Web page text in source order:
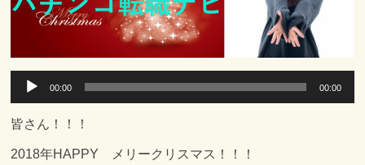
プ
レ
ヤ
00:00 00:00
皆さん！！！
2018年HAPPY メリークリスマス！！！